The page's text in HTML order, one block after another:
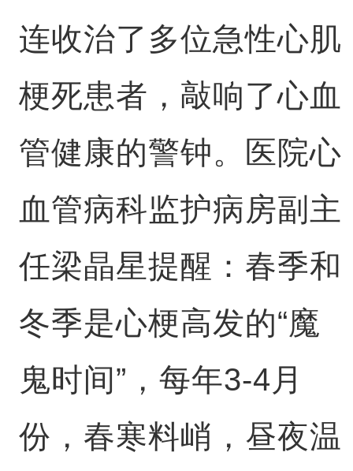
连收治了多位急性心肌
梗死患者，敲响了心血
管健康的警钟。医院心
血管病科监护病房副主
任梁晶星提醒：春季和
冬季是心梗高发的“魔
鬼时间”，每年3-4月
份，春寒料峭，昼夜温